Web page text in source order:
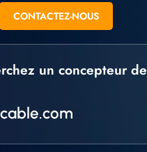
CONTACTEZ-NOUS
un concepteur de